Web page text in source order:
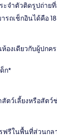
ะจำตัวติดรูปถ่าย
รถเช็กอินได้คือ
ห้องเดียวกับผู้ปกค
ก*
ตว์เลี้ยงหรือสัตว์
ฟรีในพื้นที่ส่วนกล